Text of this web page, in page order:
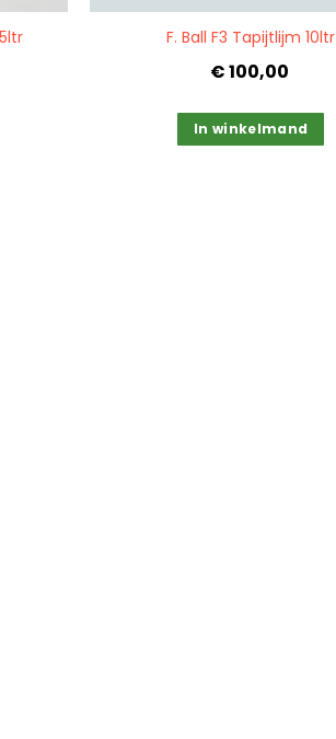
F. Ball F3 Tapijtlijm 10ltr
€ 100,00
In winkelmand